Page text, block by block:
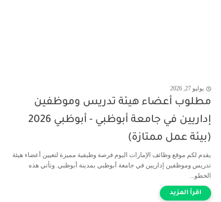
يوليو 27, 2026
مطلوب أعضاء هيئة تدريس وموظفين
إداريين في جامعة أبوظبي - أبوظبي 2026
(بيئة عمل ممتازة)
يقدم لكم موقع وظائف الإمارات اليوم فرصة وظيفية مميزة لتعيين أعضاء هيئة
تدريس وموظفين إداريين في جامعة أبوظبي بمدينة أبوظبي. وتأتي هذه
الخطو...